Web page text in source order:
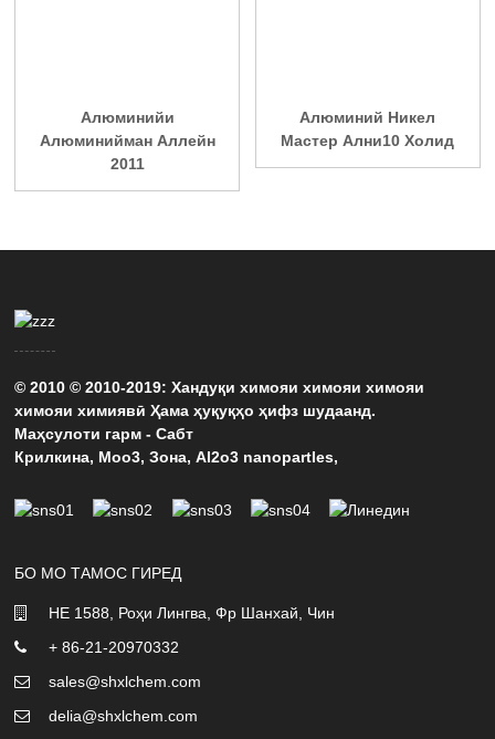
Алюминийи
Алюминийман Аллейн
2011
Алюминий Никел
Мастер Ални10 Холид
© 2010 © 2010-2019: Хандуқи химояи химояи химояи
химояи химиявӣ Ҳама ҳуқуқҳо ҳифз шудаанд.
Маҳсулоти гарм -Сабт
Крилкина, Moo3,Зона,Al2o3 nanopartles,
БО МО ТАМОС ГИРЕД
НЕ 1588, Роҳи Лингва, Фр Шанхай, Чин
+ 86-21-20970332
sales@shxlchem.com
delia@shxlchem.com